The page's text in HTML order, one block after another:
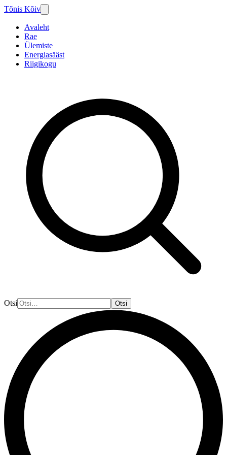
Tõnis Kõiv
Avaleht
Rae
Ülemiste
Energiasääst
Riigikogu
Otsi Otsi